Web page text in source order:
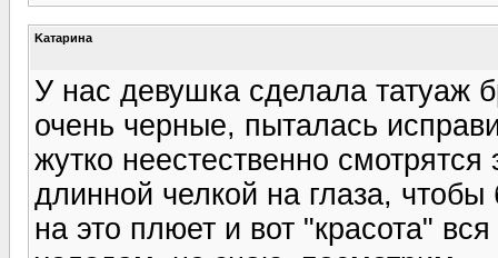
Kатарина
У нас девушка сделала татуаж
очень черные, пыталась
жутко неестественно
длинной челкой на глаза,
на это плюет и вот "красота"